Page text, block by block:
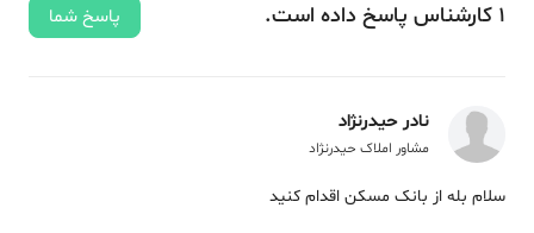
1 کارشناس پاسخ داده‌ است. پاسخ شما
نادر حیدرنژاد
مشاور املاک حیدرنژاد
سلام بله از بانک مسکن اقدام کنید